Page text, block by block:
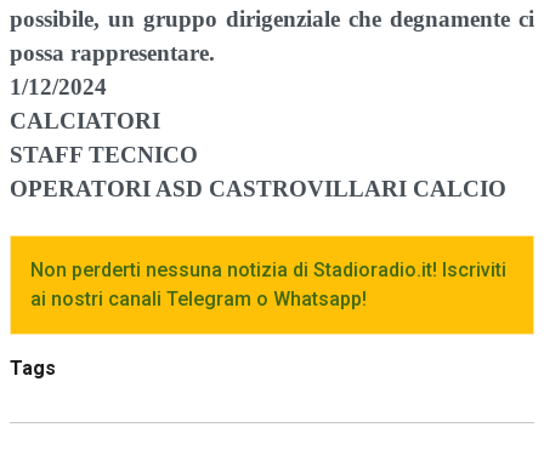
possibile, un gruppo dirigenziale che degnamente ci
possa rappresentare.
1/12/2024
CALCIATORI
STAFF TECNICO
OPERATORI ASD CASTROVILLARI CALCIO
Non perderti nessuna notizia di Stadioradio.it! Iscriviti
ai nostri canali Telegram o Whatsapp!
Tags